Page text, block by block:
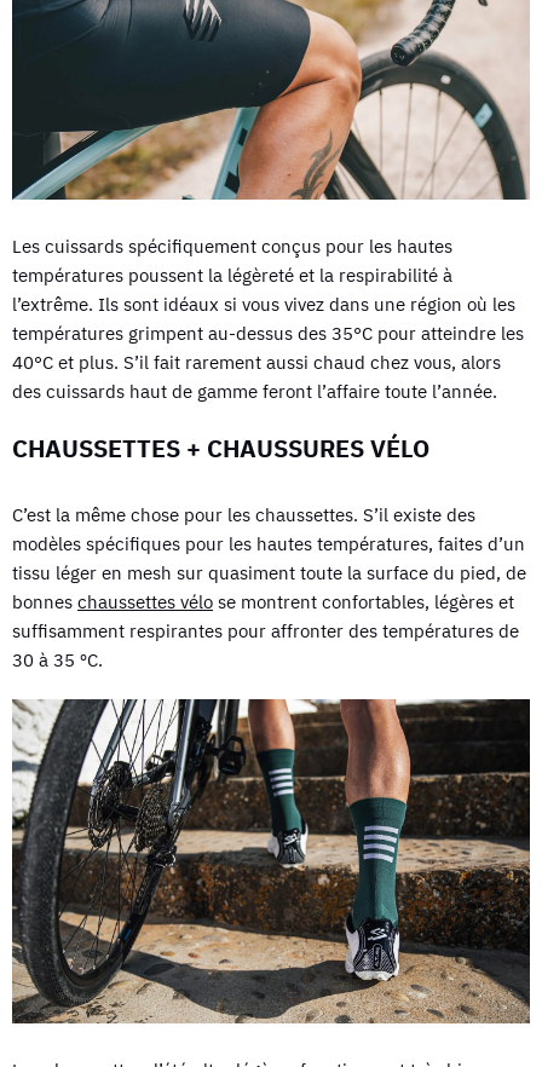
Les cuissards spécifiquement conçus pour les hautes
températures poussent la légèreté et la respirabilité à
l’extrême. Ils sont idéaux si vous vivez dans une région où les
températures grimpent au-dessus des 35°C pour atteindre les
40°C et plus. S’il fait rarement aussi chaud chez vous, alors
des cuissards haut de gamme feront l’affaire toute l’année.
CHAUSSETTES + CHAUSSURES VÉLO
C’est la même chose pour les chaussettes. S’il existe des
modèles spécifiques pour les hautes températures, faites d’un
tissu léger en mesh sur quasiment toute la surface du pied, de
bonnes chaussettes vélo se montrent confortables, légères et
suffisamment respirantes pour affronter des températures de
30 à 35 ºC.